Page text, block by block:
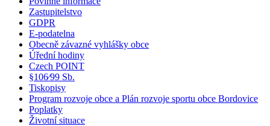
Zastupitelstvo
GDPR
E-podatelna
Obecně závazné vyhlášky obce
Úřední hodiny
Czech POINT
§106⁄99 Sb.
Tiskopisy
Program rozvoje obce a Plán rozvoje sportu obce Bordovice
Poplatky
Životní situace